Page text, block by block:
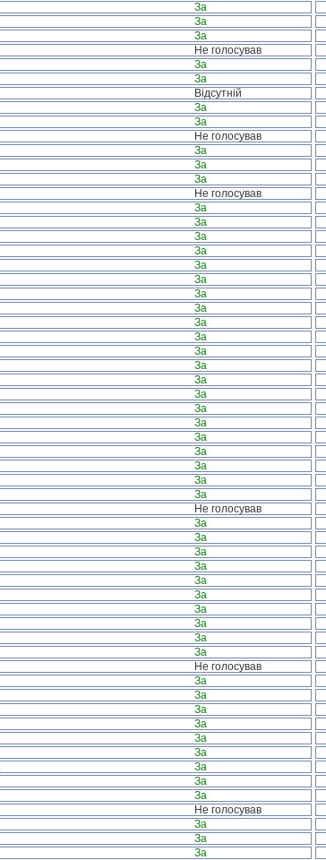
За
За
За
Не голосував
За
За
Відсутній
За
За
Не голосував
За
За
За
Не голосував
За
За
За
За
За
За
За
За
За
За
За
За
За
За
За
За
За
За
За
За
За
Не голосував
За
За
За
За
За
За
За
За
За
За
Не голосував
За
За
За
За
За
За
За
За
За
Не голосував
За
За
За